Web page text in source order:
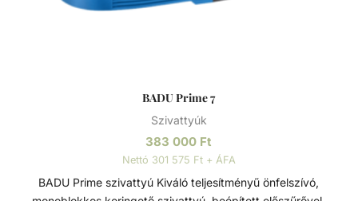
BADU Prime 7
Szivattyúk
383 000 Ft
Nettó 301 575 Ft + ÁFA
BADU Prime szivattyú Kiváló teljesítményű önfelszívó,